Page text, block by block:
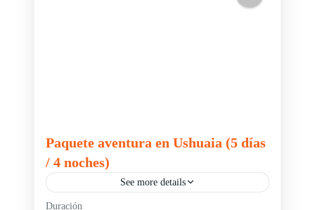
Paquete aventura en Ushuaia (5 días
/ 4 noches)
See more details
Duración